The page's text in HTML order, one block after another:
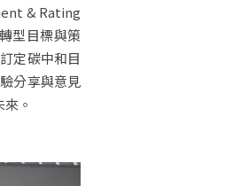
& Rating
型目標與策
定碳中和目
分享與意見
。